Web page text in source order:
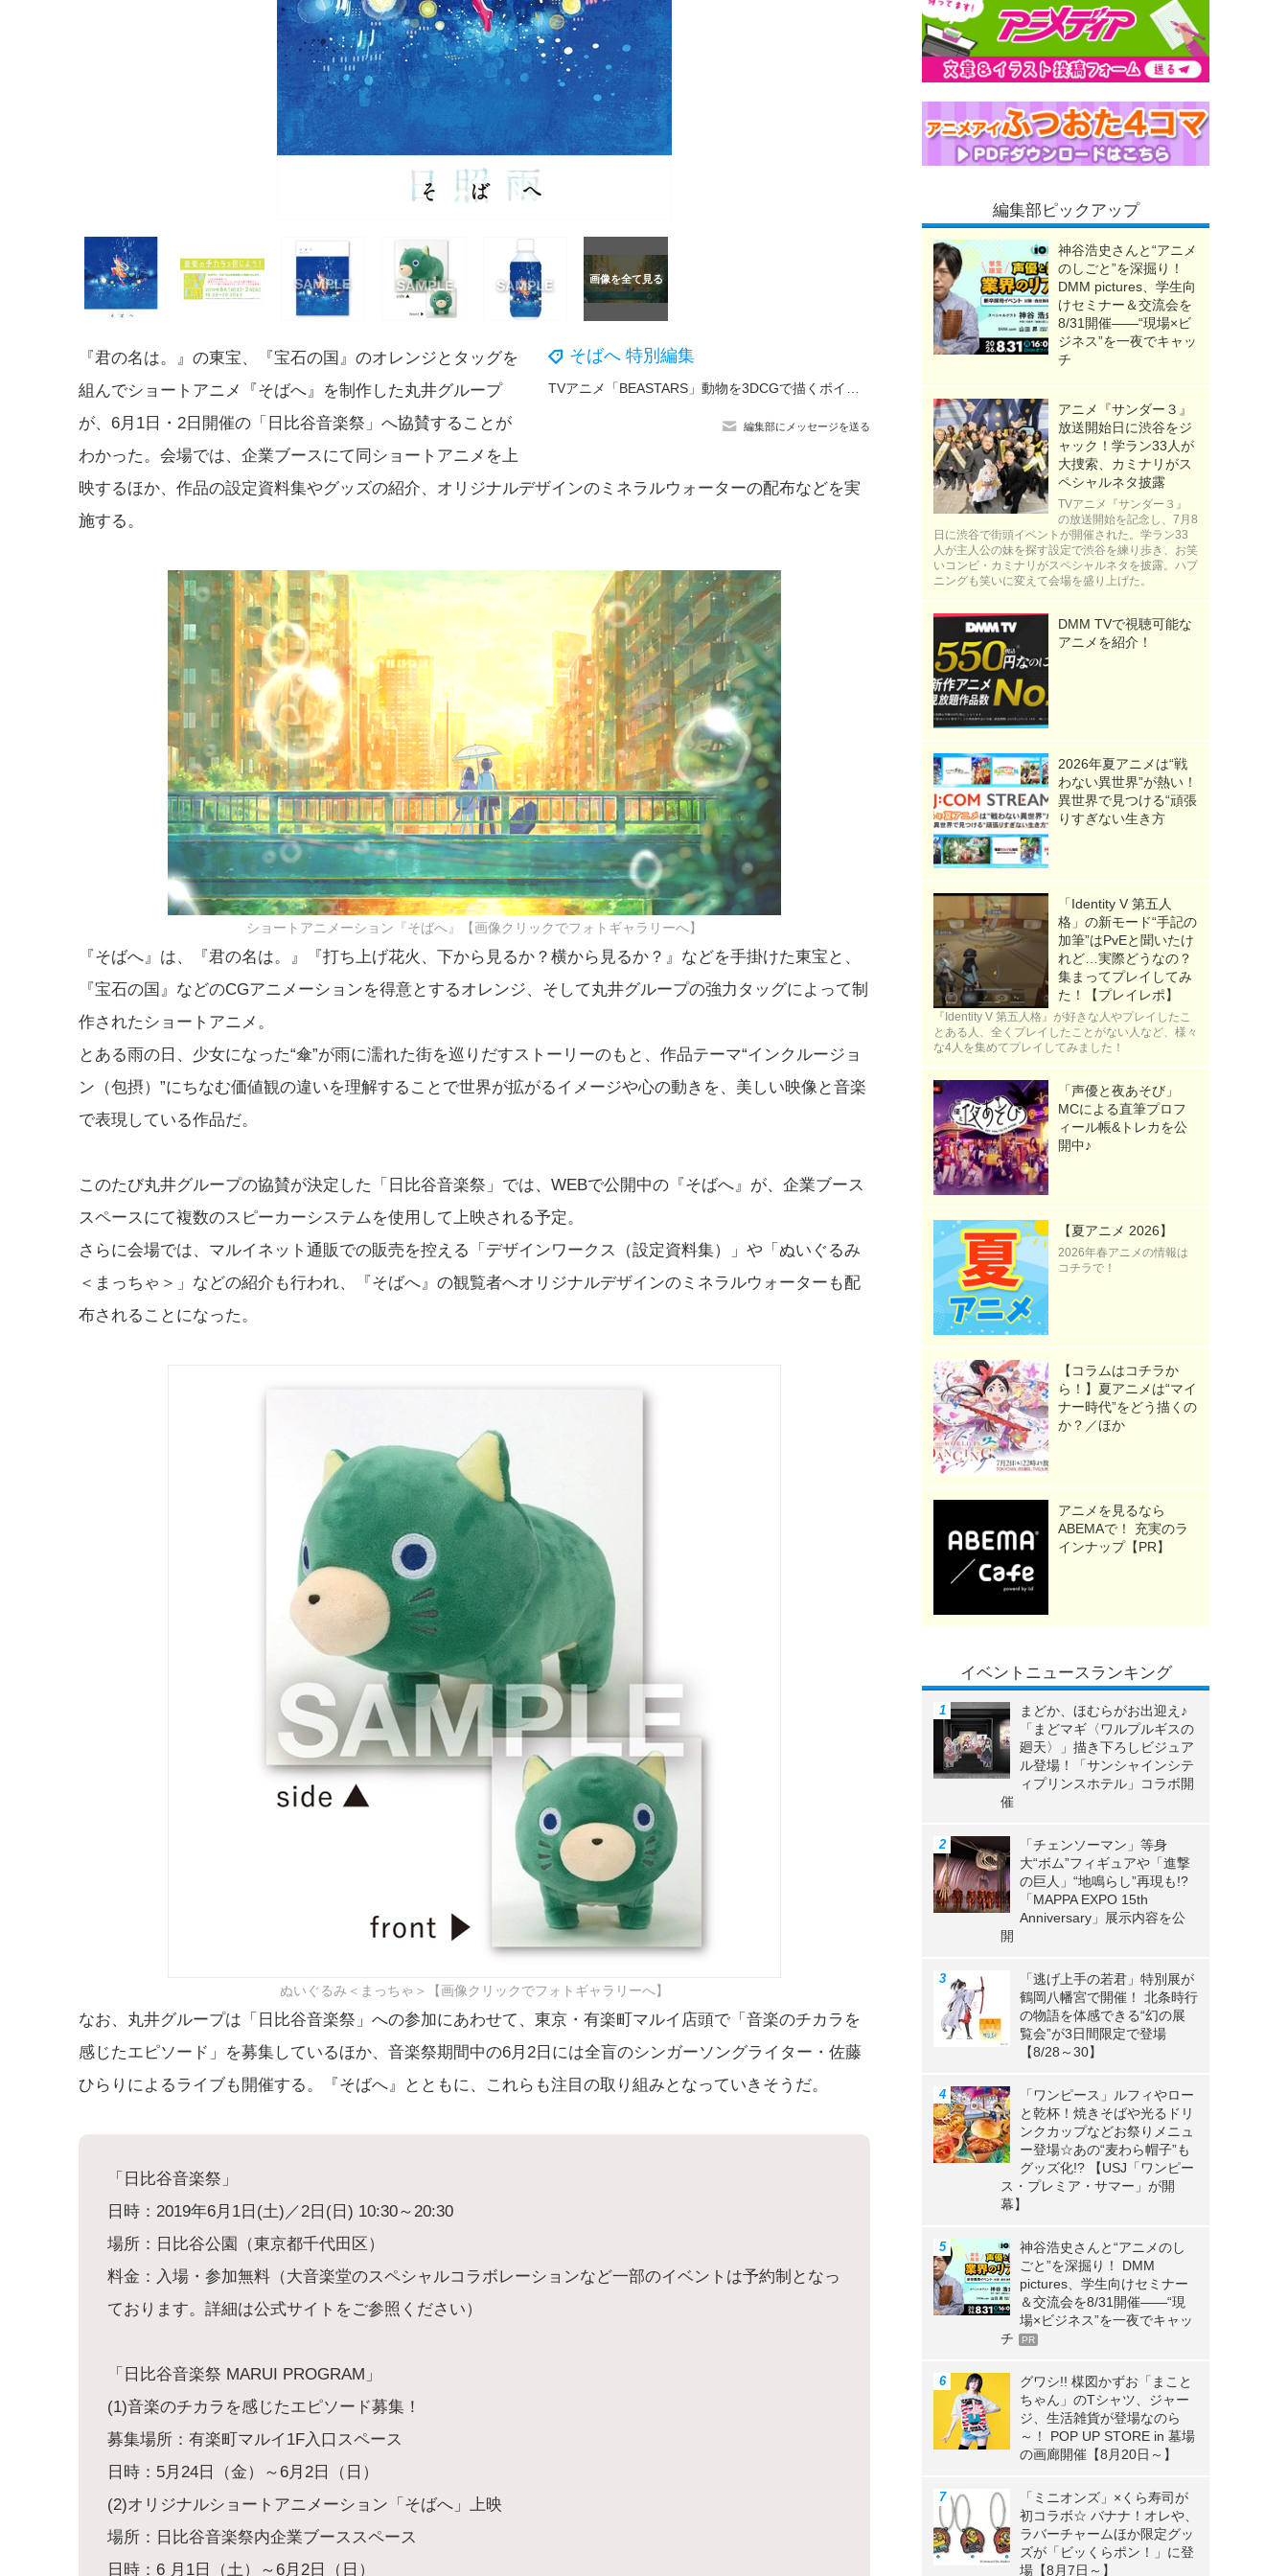
そばへ 特別編集
編集部にメッセージを送る
『君の名は。』の東宝、『宝石の国』のオレンジとタッグを
組んでショートアニメ『そばへ』を制作した丸井グループ
が、6月1日・2日開催の「日比谷音楽祭」へ協賛することが
わかった。会場では、企業ブースにて同ショートアニメを上
映するほか、作品の設定資料集やグッズの紹介、オリジナルデザインのミネラルウォーターの配布などを実
施する。
ショートアニメーション『そばへ』【画像クリックでフォトギャラリーへ】
『そばへ』は、『君の名は。』『打ち上げ花火、下から見るか？横から見るか？』などを手掛けた東宝と、
『宝石の国』などのCGアニメーションを得意とするオレンジ、そして丸井グループの強力タッグによって制
作されたショートアニメ。
とある雨の日、少女になった“傘”が雨に濡れた街を巡りだすストーリーのもと、作品テーマ“インクルージョ
ン（包摂）”にちなむ価値観の違いを理解することで世界が拡がるイメージや心の動きを、美しい映像と音楽
で表現している作品だ。
このたび丸井グループの協賛が決定した「日比谷音楽祭」では、WEBで公開中の『そばへ』が、企業ブース
スペースにて複数のスピーカーシステムを使用して上映される予定。
さらに会場では、マルイネット通販での販売を控える「デザインワークス（設定資料集）」や「ぬいぐるみ
＜まっちゃ＞」などの紹介も行われ、『そばへ』の観覧者へオリジナルデザインのミネラルウォーターも配
布されることになった。
ぬいぐるみ＜まっちゃ＞【画像クリックでフォトギャラリーへ】
なお、丸井グループは「日比谷音楽祭」への参加にあわせて、東京・有楽町マルイ店頭で「音楽のチカラを
感じたエピソード」を募集しているほか、音楽祭期間中の6月2日には全盲のシンガーソングライター・佐藤
ひらりによるライブも開催する。『そばへ』とともに、これらも注目の取り組みとなっていきそうだ。
「日比谷音楽祭」
日時：2019年6月1日(土)／2日(日) 10:30～20:30
場所：日比谷公園（東京都千代田区）
料金：入場・参加無料（大音楽堂のスペシャルコラボレーションなど一部のイベントは予約制となっ
ております。詳細は公式サイトをご参照ください）
「日比谷音楽祭 MARUI PROGRAM」
(1)音楽のチカラを感じたエピソード募集！
募集場所：有楽町マルイ1F入口スペース
日時：5月24日（金）～6月2日（日）
(2)オリジナルショートアニメーション「そばへ」上映
場所：日比谷音楽祭内企業ブーススペース
日時：6 月1日（土）～6月2日（日）
編集部ピックアップ
神谷浩史さんと“アニメ
のしごと”を深掘り！
DMM pictures、学生向
けセミナー＆交流会を
8/31開催――“現場×ビ
ジネス”を一夜でキャッ
チ
アニメ『サンダー３』
放送開始日に渋谷をジ
ャック！学ラン33人が
大捜索、カミナリがス
ペシャルネタ披露
TVアニメ『サンダー３』
の放送開始を記念し、7月8
日に渋谷で街頭イベントが開催された。学ラン33
人が主人公の妹を探す設定で渋谷を練り歩き、お笑
いコンビ・カミナリがスペシャルネタを披露。ハプ
ニングも笑いに変えて会場を盛り上げた。
DMM TVで視聴可能な
アニメを紹介！
2026年夏アニメは“戦
わない異世界”が熱い！
異世界で見つける“頑張
りすぎない生き方
「Identity V 第五人
格」の新モード“手記の
加筆”はPvEと聞いたけ
れど…実際どうなの？
集まってプレイしてみ
た！【プレイレポ】
『Identity V 第五人格』が好きな人やプレイしたこ
とある人、全くプレイしたことがない人など、様々
な4人を集めてプレイしてみました！
「声優と夜あそび」
MCによる直筆プロフ
ィール帳&トレカを公
開中♪
【夏アニメ 2026】
2026年春アニメの情報は
コチラで！
【コラムはコチラか
ら！】夏アニメは“マイ
ナー時代”をどう描くの
か？／ほか
アニメを見るなら
ABEMAで！ 充実のラ
インナップ【PR】
イベントニュースランキング
まどか、ほむらがお出迎え♪
「まどマギ〈ワルプルギスの
廻天〉」描き下ろしビジュア
ル登場！「サンシャインシテ
ィプリンスホテル」コラボ開
催
「チェンソーマン」等身
大“ボム”フィギュアや「進撃
の巨人」“地鳴らし”再現も!?
「MAPPA EXPO 15th
Anniversary」展示内容を公
開
「逃げ上手の若君」特別展が
鶴岡八幡宮で開催！ 北条時行
の物語を体感できる“幻の展
覧会”が3日間限定で登場
【8/28～30】
「ワンピース」ルフィやロー
と乾杯！焼きそばや光るドリ
ンクカップなどお祭りメニュ
ー登場☆あの“麦わら帽子”も
グッズ化!? 【USJ「ワンピー
ス・プレミア・サマー」が開
幕】
神谷浩史さんと“アニメのし
ごと”を深掘り！ DMM
pictures、学生向けセミナー
＆交流会を8/31開催――“現
場×ビジネス”を一夜でキャッ
チ
PR
グワシ!! 楳図かずお「まこと
ちゃん」のTシャツ、ジャー
ジ、生活雑貨が登場なのら
～！ POP UP STORE in 墓場
の画廊開催【8月20日～】
「ミニオンズ」×くら寿司が
初コラボ☆ バナナ！オレや、
ラバーチャームほか限定グッ
ズが「ビッくらポン！」に登
場【8月7日～】